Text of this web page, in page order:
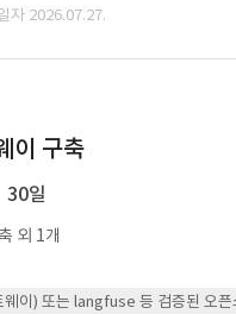
자 2026.07.27.
이 구축
30일
외 1개
이) 또는 langfuse 등 검증된 오픈